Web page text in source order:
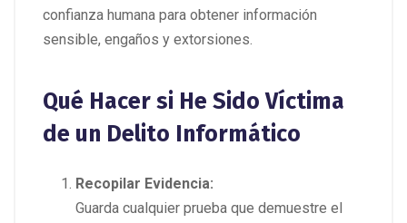
confianza humana para obtener información
sensible, engaños y extorsiones.
Qué Hacer si He Sido Víctima
de un Delito Informático
Recopilar Evidencia:
Guarda cualquier prueba que demuestre el